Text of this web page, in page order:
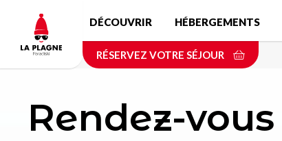
contenu
principal
DÉCOUVRIR HÉBERGEMENTS
RÉSERVEZ VOTRE SÉJOUR
Rendez-vous